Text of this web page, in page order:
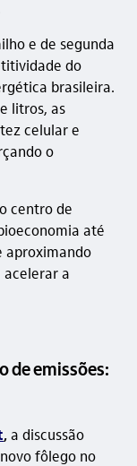
e de segunda
do
brasileira.
litros, as
celular e
o
centro de
até
aproximando
a
de emissões:
,a discussão
fôlego no